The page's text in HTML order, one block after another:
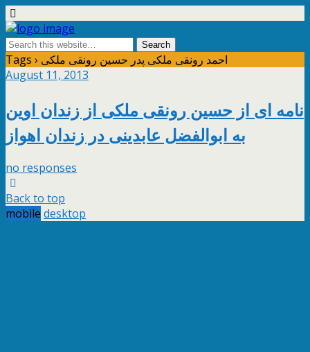
Tags › احمد رونقی ملکی پدر حسین رونقی ملکی
August 11, 2013
نامه ای از حسین رونقی ملکی از زندان اوین
به ابوالفضل عابدینی در زندان اهواز
no responses
Back to top
mobile desktop